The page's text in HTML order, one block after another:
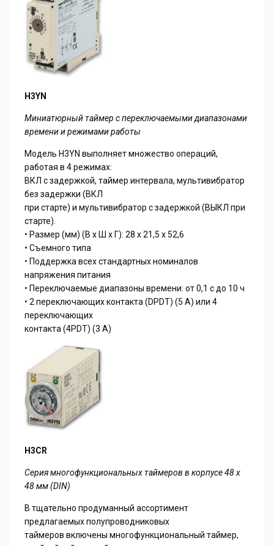
H3YN
Миниатюрный таймер с переключаемыми диапазонами
времени и режимами работы
Модель H3YN выполняет множество операций,
работая в 4 режимах:
ВКЛ с задержкой, таймер интервала, мультивибратор
без задержки (ВКЛ
при старте) и мультивибратор с задержкой (ВЫКЛ при
старте).
• Размер (мм) (В x Ш x Г): 28 x 21,5 x 52,6
• Съемного типа
• Поддержка всех стандартных номиналов
напряжения питания
• Переключаемые диапазоны времени: от 0,1 с до 10 ч
• 2 переключающих контакта (DPDT) (5 А) или 4
переключающих
контакта (4PDT) (3 А)
H3CR
Серия многофункциональных таймеров в корпусе 48 x
48 мм (DIN)
В тщательно продуманный ассортимент
предлагаемых полупроводниковых
таймеров включены многофункциональный таймер,